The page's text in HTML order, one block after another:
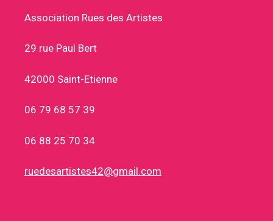
Association Rues des Artistes
29 rue Paul Bert
42000 Saint-Etienne
06 79 68 57 39
06 88 25 70 34
ruedesartistes42@gmail.com